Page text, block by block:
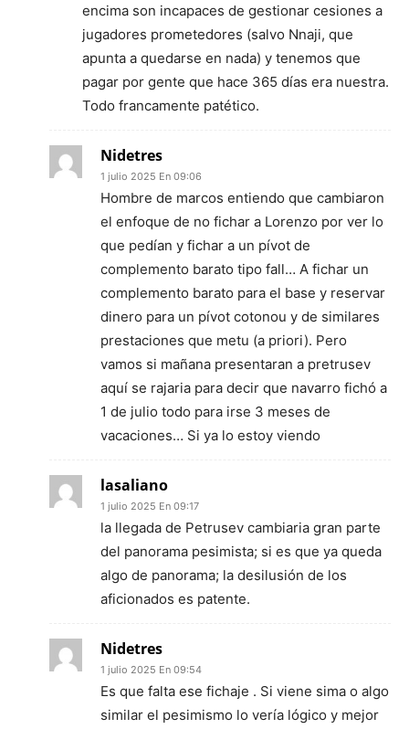
encima son incapaces de gestionar cesiones a
jugadores prometedores (salvo Nnaji, que
apunta a quedarse en nada) y tenemos que
pagar por gente que hace 365 días era nuestra.
Todo francamente patético.
Nidetres
1 julio 2025 En 09:06
Hombre de marcos entiendo que cambiaron
el enfoque de no fichar a Lorenzo por ver lo
que pedían y fichar a un pívot de
complemento barato tipo fall… A fichar un
complemento barato para el base y reservar
dinero para un pívot cotonou y de similares
prestaciones que metu (a priori). Pero
vamos si mañana presentaran a pretrusev
aquí se rajaria para decir que navarro fichó a
1 de julio todo para irse 3 meses de
vacaciones… Si ya lo estoy viendo
lasaliano
1 julio 2025 En 09:17
la llegada de Petrusev cambiaria gran parte
del panorama pesimista; si es que ya queda
algo de panorama; la desilusión de los
aficionados es patente.
Nidetres
1 julio 2025 En 09:54
Es que falta ese fichaje . Si viene sima o algo
similar el pesimismo lo vería lógico y mejor